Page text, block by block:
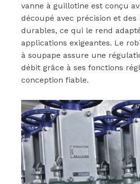
vanne à guillotine est conçu
découpé avec précision et
durables, ce qui le rend
applications exigeantes. Le
à soupape assure une
débit grâce à ses fonctions
conception fiable.